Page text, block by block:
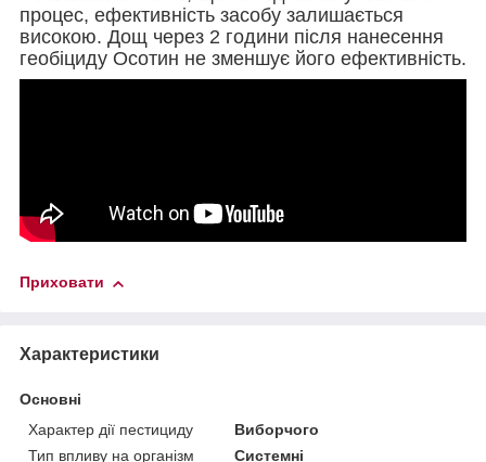
процес, ефективність засобу залишається
високою. Дощ через 2 години після нанесення
геобіциду Осотин не зменшує його ефективність.
Приховати
Характеристики
Основні
Характер дії пестициду
Виборчого
Тип впливу на організм
Системні